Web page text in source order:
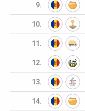
9.
10.
11.
12.
13.
14.